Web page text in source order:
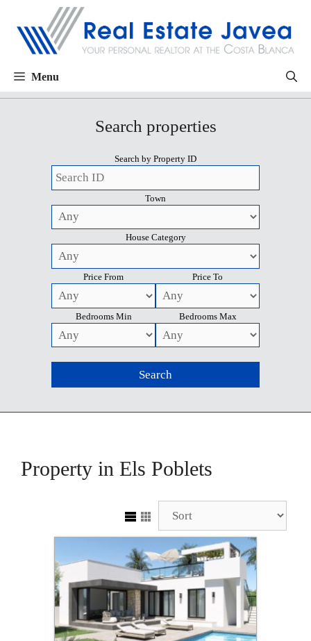
Menu
Search properties
Search by Property ID
Town
House Category
Price From Price To
Bedrooms Min Bedrooms Max
Property in Els Poblets